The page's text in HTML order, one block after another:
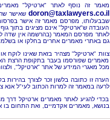
מאמר זה נוסף לאתר "ארטיקל"
doron@taxlawyers.co.il שאישר
שבבעלותו, מפרסם מאמר זה אישר
העובדה ש"ארטיקל" אינם מציגים בתוך
לאתר מפרסם המאמר (בהרשמה אין שדה
גם באתרי מאמרים אחרים בחלקו או
צוות "ארטיקל" מצהיר בזאת שאינו לוקח
מאמרים שפורסמו בעבר בתקופת הרצת
מכל מאגרי המידע של אתר "ארטיקל",
הערה זו כתובה בלשון זכר לצורך
לרעה במאמר זה למרות הכתוב לעי"ל אנא צור
בכדי להגיע לאתר מאמרים ארטיקל דרך
בנושא, מאמרים אקדמיים, ואת התחום בו